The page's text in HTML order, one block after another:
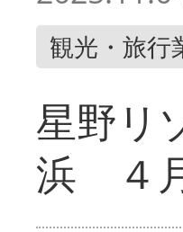
観光・旅行
星野リ
浜 ４